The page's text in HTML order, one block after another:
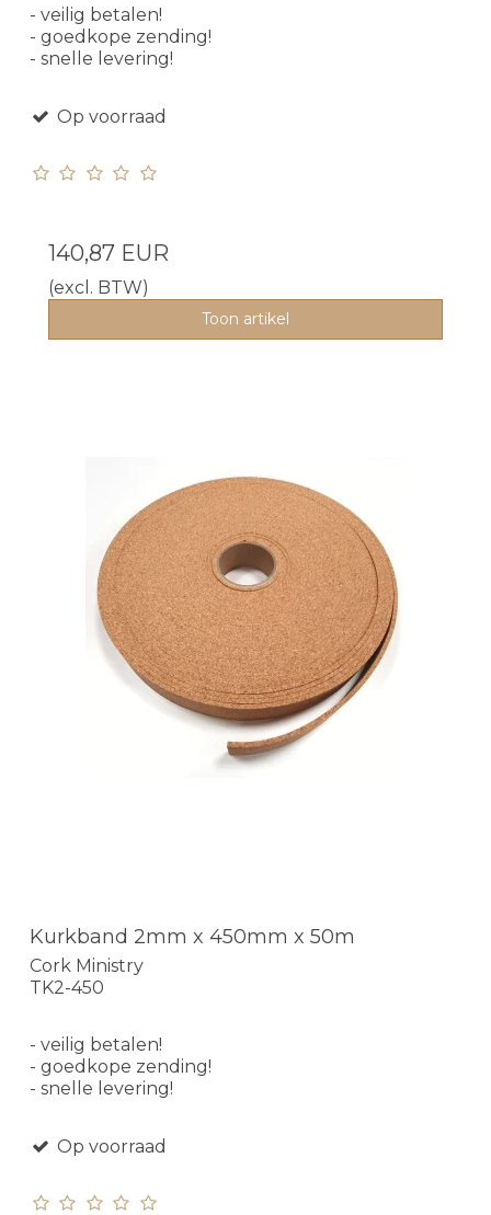
- veilig betalen!
- goedkope zending!
- snelle levering!
Op voorraad
140,87 EUR
(excl. BTW)
Toon artikel
Kurkband 2mm x 450mm x 50m
Cork Ministry
TK2-450
- veilig betalen!
- goedkope zending!
- snelle levering!
Op voorraad